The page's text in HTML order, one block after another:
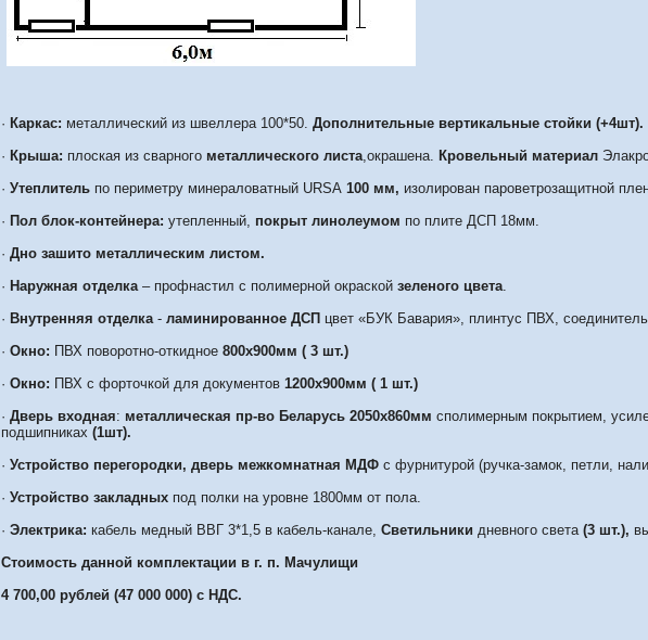
· Каркас: металлический из швеллера 100*50. Дополнительные вертикальные стойки (+4шт).
· Крыша: плоская из сварного металлического листа ,окрашена. Кровельный материал
· Утеплитель по периметру минераловатный URSA 100 мм, изолирован пароветрозащитной
· Пол блок-контейнера: утепленный, покрыт линолеумом по плите ДСП 18мм.
· Дно зашито металлическим листом.
· Наружная отделка – профнастил с полимерной окраской зеленого цвета
· Внутренняя отделка - ламинированное ДСП цвет «БУК Бавария», плинтус ПВХ,
· Окно: ПВХ поворотно-откидное 800х900мм ( 3 шт.)
· Окно: ПВХ с форточкой для документов 1200х900мм ( 1 шт.)
· Дверь входная: металлическая пр-во Беларусь 2050х860мм сполимерным покрытием,
подшипниках (1шт).
· Устройство перегородки, дверь межкомнатная МДФ с фурнитурой (ручка-замок, петли,
· Устройство закладных под полки на уровне 1800мм от пола.
· Электрика: кабель медный ВВГ 3*1,5 в кабель-канале, Светильники дневного света (3 шт.),
Стоимость данной комплектации в г. п. Мачулищи
4 700,00 рублей (47 000 000) c НДС.